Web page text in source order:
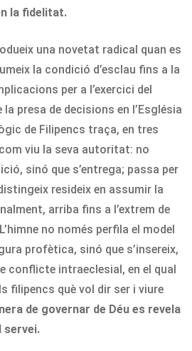
la fidelitat.
una novetat radical quan es
la condició d’esclau fins a la
per a l’exercici del
presa de decisions en l’Església
de Filipencs traça, en tres
viu la seva autoritat: no
sinó que s’entrega; passa per
resideix en assumir la
arriba fins a l’extrem de
no només perfila el model
profètica, sinó que s’insereix,
conflicte intraeclesial, en el qual
filipencs què vol dir ser i viure
de governar de Déu es revela
servei.